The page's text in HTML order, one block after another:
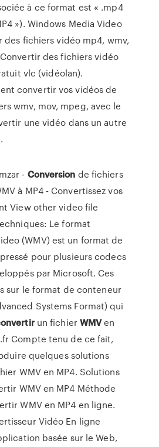
à ce format est « .mp4
»). Windows Media Video
des fichiers vidéo mp4, wmv,
des fichiers vidéo
vlc (vidéolan).
convertir vos vidéos de
wmv, mov, mpeg, avec le
une vidéo dans un autre
- Conversion de fichiers
à MP4 - Convertissez vos
View other video file
Le format
(WMV) est un format de
pour plusieurs codecs
par Microsoft. Ces
sur le format de conteneur
Systems Format) qui
un fichierWMVen
Compte tenu de ce fait,
quelques solutions
WMV en MP4. Solutions
WMV en MP4 Méthode
WMV en MP4 en ligne.
Vidéo En ligne
basée sur le Web,